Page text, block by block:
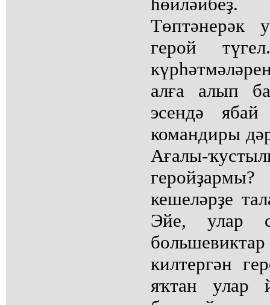
Төптәнерәк
герой
алға алып
эсендә ябай
командиры
Ағалы-
кешеләрҙе
Эйе, улар
килтергән
яҡтан улар